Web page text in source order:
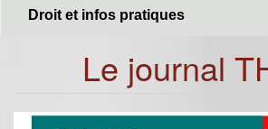
Droit et infos pratiques
Le journal